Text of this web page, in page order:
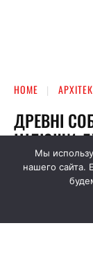
Мы
нашего сайта.